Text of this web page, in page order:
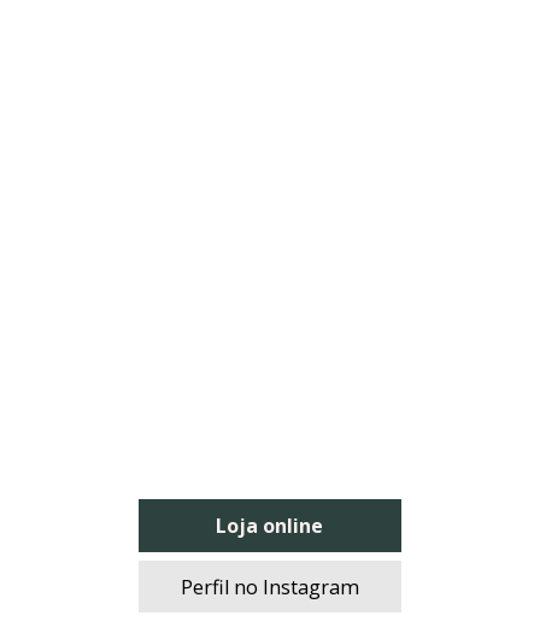
Loja online
Perfil no Instagram